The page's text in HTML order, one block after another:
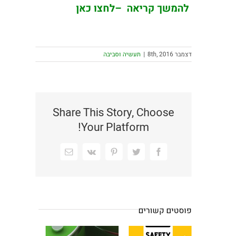
להמשך קריאה –לחצו כאן
דצמבר 8th, 2016 | תעשיה וסביבה
Share This Story, Choose
Your Platform!
Facebook
Twitter
Pinterest
Vk
כתובת
פוסטים קשורים